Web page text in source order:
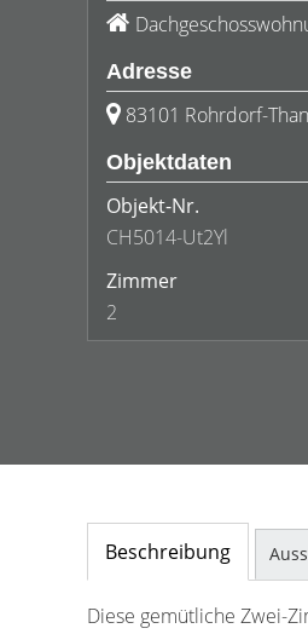
Adresse
83101 Rohrdorf-
Objektdaten
Objekt-Nr.
CH5014-Ut2Yl
Zimmer
2
Beschreibung
Diese gemütliche Zwei-